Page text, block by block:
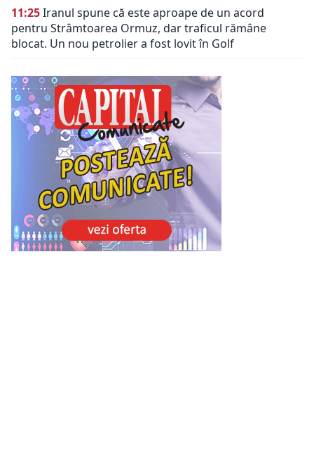
11:25Iranul spune că este aproape de un acord
pentru Strâmtoarea Ormuz, dar traficul rămâne
blocat. Un nou petrolier a fost lovit în Golf